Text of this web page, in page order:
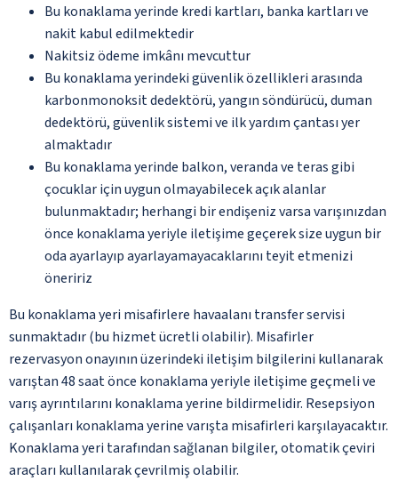
Bu konaklama yerinde kredi kartları, banka kartları ve
nakit kabul edilmektedir
Nakitsiz ödeme imkânı mevcuttur
Bu konaklama yerindeki güvenlik özellikleri arasında
karbonmonoksit dedektörü, yangın söndürücü, duman
dedektörü, güvenlik sistemi ve ilk yardım çantası yer
almaktadır
Bu konaklama yerinde balkon, veranda ve teras gibi
çocuklar için uygun olmayabilecek açık alanlar
bulunmaktadır; herhangi bir endişeniz varsa varışınızdan
önce konaklama yeriyle iletişime geçerek size uygun bir
oda ayarlayıp ayarlayamayacaklarını teyit etmenizi
öneririz
Bu konaklama yeri misafirlere havaalanı transfer servisi
sunmaktadır (bu hizmet ücretli olabilir). Misafirler
rezervasyon onayının üzerindeki iletişim bilgilerini kullanarak
varıştan 48 saat önce konaklama yeriyle iletişime geçmeli ve
varış ayrıntılarını konaklama yerine bildirmelidir. Resepsiyon
çalışanları konaklama yerine varışta misafirleri karşılayacaktır.
Konaklama yeri tarafından sağlanan bilgiler, otomatik çeviri
araçları kullanılarak çevrilmiş olabilir.